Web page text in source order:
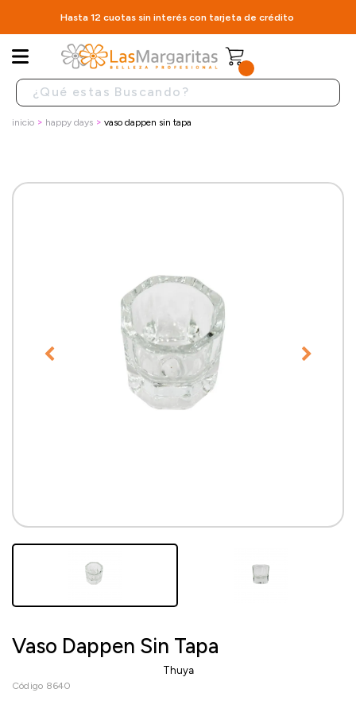
Hasta 12 cuotas sin interés con tarjeta de crédito
inicio happy days vaso dappen sin tapa
Vaso Dappen Sin Tapa
Thuya
Código 8640